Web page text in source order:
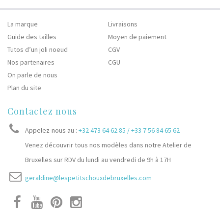
La marque
Livraisons
Guide des tailles
Moyen de paiement
Tutos d’un joli noeud
CGV
Nos partenaires
CGU
On parle de nous
Plan du site
Contactez nous
Appelez-nous au : +32 473 64 62 85 / +33 7 56 84 65 62
Venez découvrir tous nos modèles dans notre Atelier de
Bruxelles sur RDV du lundi au vendredi de 9h à 17H
geraldine@lespetitschouxdebruxelles.com